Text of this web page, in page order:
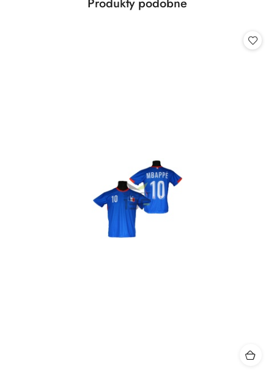
Pomiń karuzelę produktów